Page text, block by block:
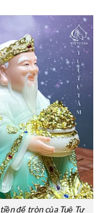
đế tròn của Tuệ Tự